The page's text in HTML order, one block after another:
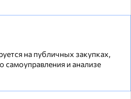
на публичных закупках,
и анализе